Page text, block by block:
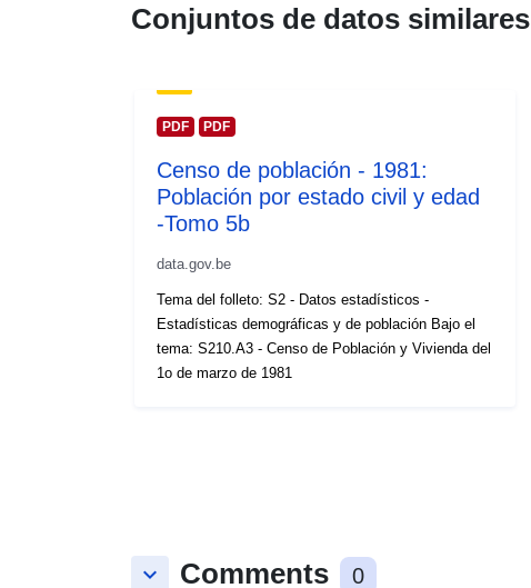
Conjuntos de datos similares
PDF PDF
Censo de población - 1981:
Población por estado civil y edad
-Tomo 5b
data.gov.be
Tema del folleto: S2 - Datos estadísticos -
Estadísticas demográficas y de población Bajo el
tema: S210.A3 - Censo de Población y Vivienda del
1o de marzo de 1981
keyboard_arrow_down Comments 0